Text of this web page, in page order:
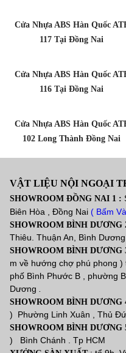
Cửa Nhựa ABS Hàn Quốc
117 Tại Đồng Nai
Cửa Nhựa ABS Hàn Quốc
116 Tại Đồng Nai
Cửa Nhựa ABS Hàn Quốc
102 Long Thành Đồng Nai
VẬT LIỆU NỘI NGOẠI
SHOWROOM ĐỒNG NAI 1 :
Biên Hòa , Đồng Nai ( Bấm
SHOWROOM BÌNH DƯƠNG
Thiêu. Thuận An, Bình Dương
SHOWROOM BÌNH DƯƠNG
m về hướng chợ phú phong
phố Bình Phước B , phường
Dương
SHOWROOM BÌNH DƯƠNG
) Phường Linh Xuân , Thủ
SHOWROOM BÌNH DƯƠNG
) Bình Chánh . Tp HCM